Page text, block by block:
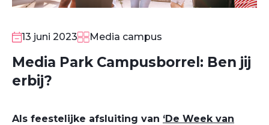
13 juni 2023 Media campus
Media Park Campusborrel: Ben jij
erbij?
Als feestelijke afsluiting van ‘De Week van